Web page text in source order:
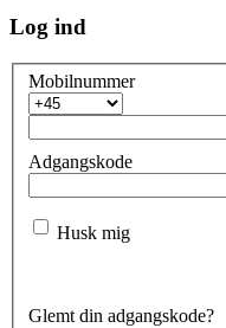
Log ind
Mobilnummer
Adgangskode
Husk mig
Glemt din adgangskode?